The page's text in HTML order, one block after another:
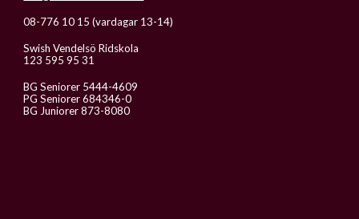
08-776 10 15 (vardagar 13-14)
Swish Vendelsö Ridskola
123 595 95 31
BG Seniorer 5444-4609
PG Seniorer 684346-0
BG Juniorer 873-8080